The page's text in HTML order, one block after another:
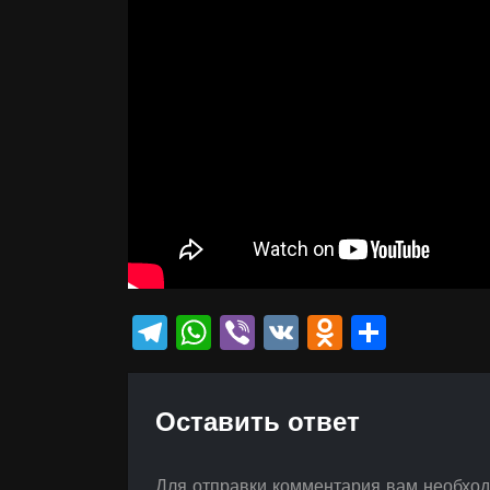
Telegram
WhatsApp
Viber
VK
Оставить ответ